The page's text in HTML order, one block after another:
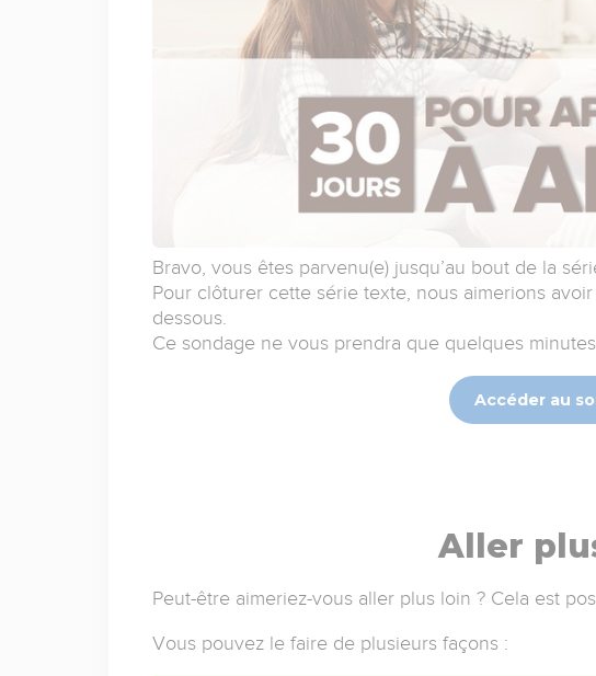
Bravo, vous êtes parvenu(e) jusqu’au bout de la
Pour clôturer cette série texte, nous aimerions
dessous.
Ce sondage ne vous prendra que quelques minutes.
Accéder au
Aller
Peut-être aimeriez-vous aller plus loin ? Cela est
Vous pouvez le faire de plusieurs façons :